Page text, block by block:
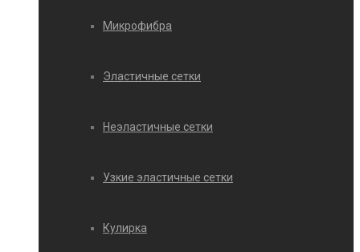
Микрофибра
Эластичные сетки
Неэластичные сетки
Узкие эластичные сетки
Кулирка